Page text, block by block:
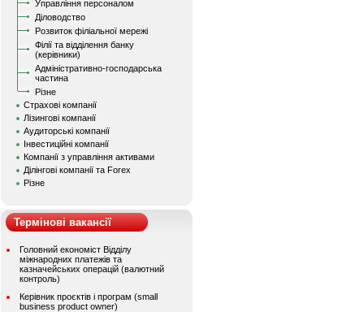
Управління персоналом
Діловодство
Розвиток філіальної мережі
Філії та відділення банку
(керівники)
Адміністративно-господарська
частина
Різне
Страхові компанії
Лізингові компанії
Аудиторські компанії
Інвестиційні компанії
Компанії з управління активами
Ділінгові компанії та Forex
Різне
Термінові вакансії
Головний економіст Відділу
міжнародних платежів та
казначейських операцій (валютний
контроль)
Керівник проєктів і програм (small
business product owner)